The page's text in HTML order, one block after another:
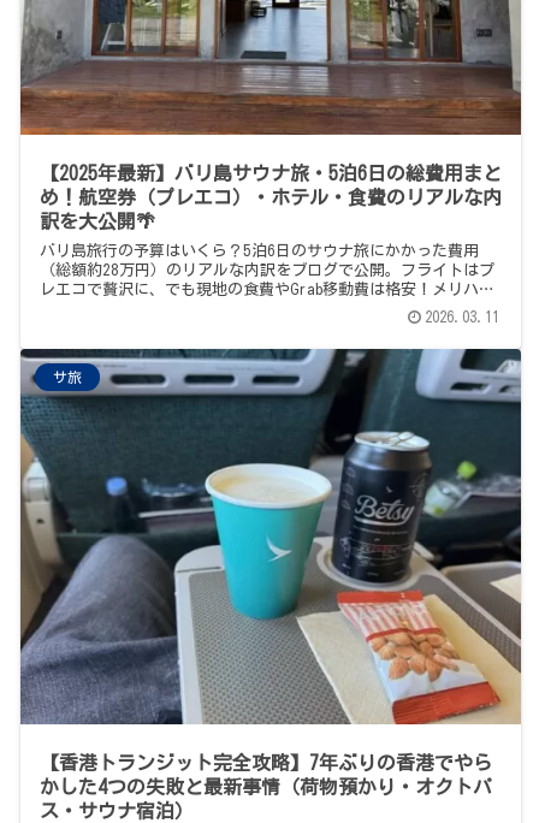
【2025年最新】バリ島サウナ旅・5泊6日の総費用まと
め！航空券（プレエコ）・ホテル・食費のリアルな内
訳を大公開🌴
バリ島旅行の予算はいくら？5泊6日のサウナ旅にかかった費用
（総額約28万円）のリアルな内訳をブログで公開。フライトはプ
レエコで贅沢に、でも現地の食費やGrab移動費は格安！メリハリ
をつけてバリ島を満喫する大人のコスパ旅の参考にどうぞ。
2026.03.11
サ旅
【香港トランジット完全攻略】7年ぶりの香港でやら
かした4つの失敗と最新事情（荷物預かり・オクトパ
ス・サウナ宿泊）